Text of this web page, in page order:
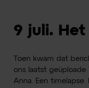
9 juli.
Toen kwam dat
ons laatst geüploade
Anna. Een